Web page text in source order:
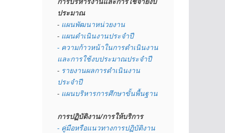
ประมาณ
- แผนพัฒนาหน่วยงาน
- แผนดำเนินงานประจำปี
- ความก้าวหน้าในการดำเนินงาน
และการใช้งบประมาณประจำปี
- รายงานผลการดำเนินงาน
ประจำปี
- แผนบริหารการศึกษาขั้นพื้นฐาน
การปฏิบัติงาน/การให้บริการ
- คู่มือหรือแนวทางการปฏิบัติงาน